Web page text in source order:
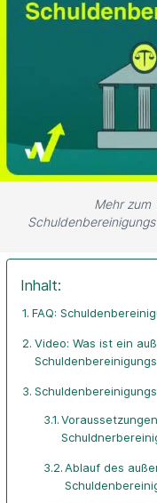
Mehr zum
Inhalt:
FAQ:
Video: Was ist ein
Ablauf des